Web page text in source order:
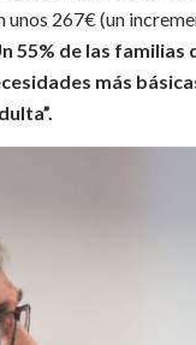
unos 267€ (un
55% de las familias
más